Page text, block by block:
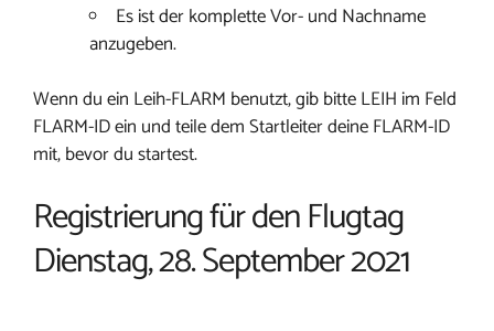
Es ist der komplette Vor- und Nachname
anzugeben.
Wenn du ein Leih-FLARM benutzt, gib bitte LEIH im Feld
FLARM-ID ein und teile dem Startleiter deine FLARM-ID
mit, bevor du startest.
Registrierung für den Flugtag
Dienstag, 28. September 2021